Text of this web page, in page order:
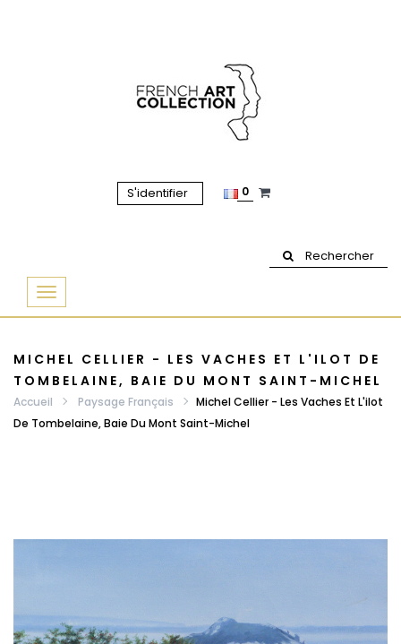
S'identifier 0
Rechercher
Basculer
la
MICHEL CELLIER - LES VACHES ET L'ILOT DE
TOMBELAINE, BAIE DU MONT SAINT-MICHEL
Accueil Paysage Français
Michel Cellier - Les Vaches Et L'ilot
De Tombelaine, Baie Du Mont Saint-Michel